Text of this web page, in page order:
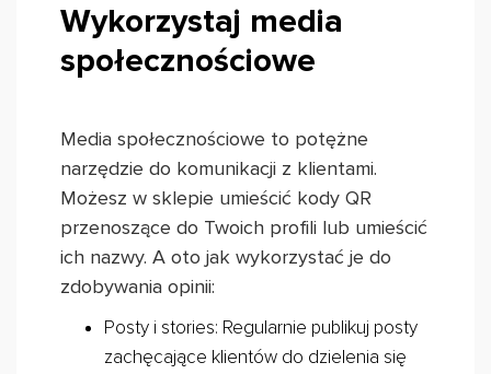
Wykorzystaj media
społecznościowe
Media społecznościowe to potężne
narzędzie do komunikacji z klientami.
Możesz w sklepie umieścić kody QR
przenoszące do Twoich profili lub umieścić
ich nazwy. A oto jak wykorzystać je do
zdobywania opinii:
Posty i stories: Regularnie publikuj posty
zachęcające klientów do dzielenia się